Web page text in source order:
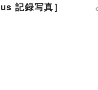
記録写真］